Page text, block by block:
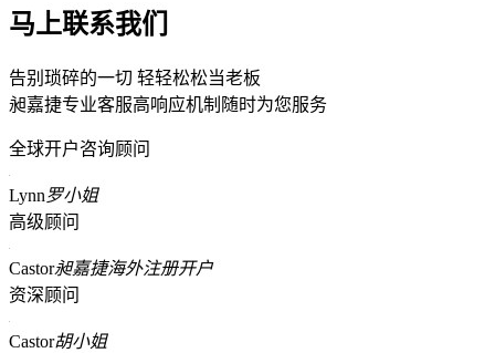
马上联系我们
告别琐碎的一切 轻轻松松当老板
昶嘉捷专业客服高响应机制随时为您服务
全球开户咨询顾问
Lynn罗小姐
高级顾问
Castor昶嘉捷海外注册开户
资深顾问
Castor胡小姐